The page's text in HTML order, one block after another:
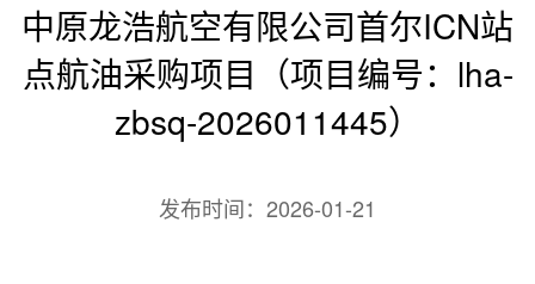
用户案例
中原龙浩航空有限公司首尔ICN站
点航油采购项目（项目编号：lha-
zbsq-2026011445）
发布时间： 2026-01-21